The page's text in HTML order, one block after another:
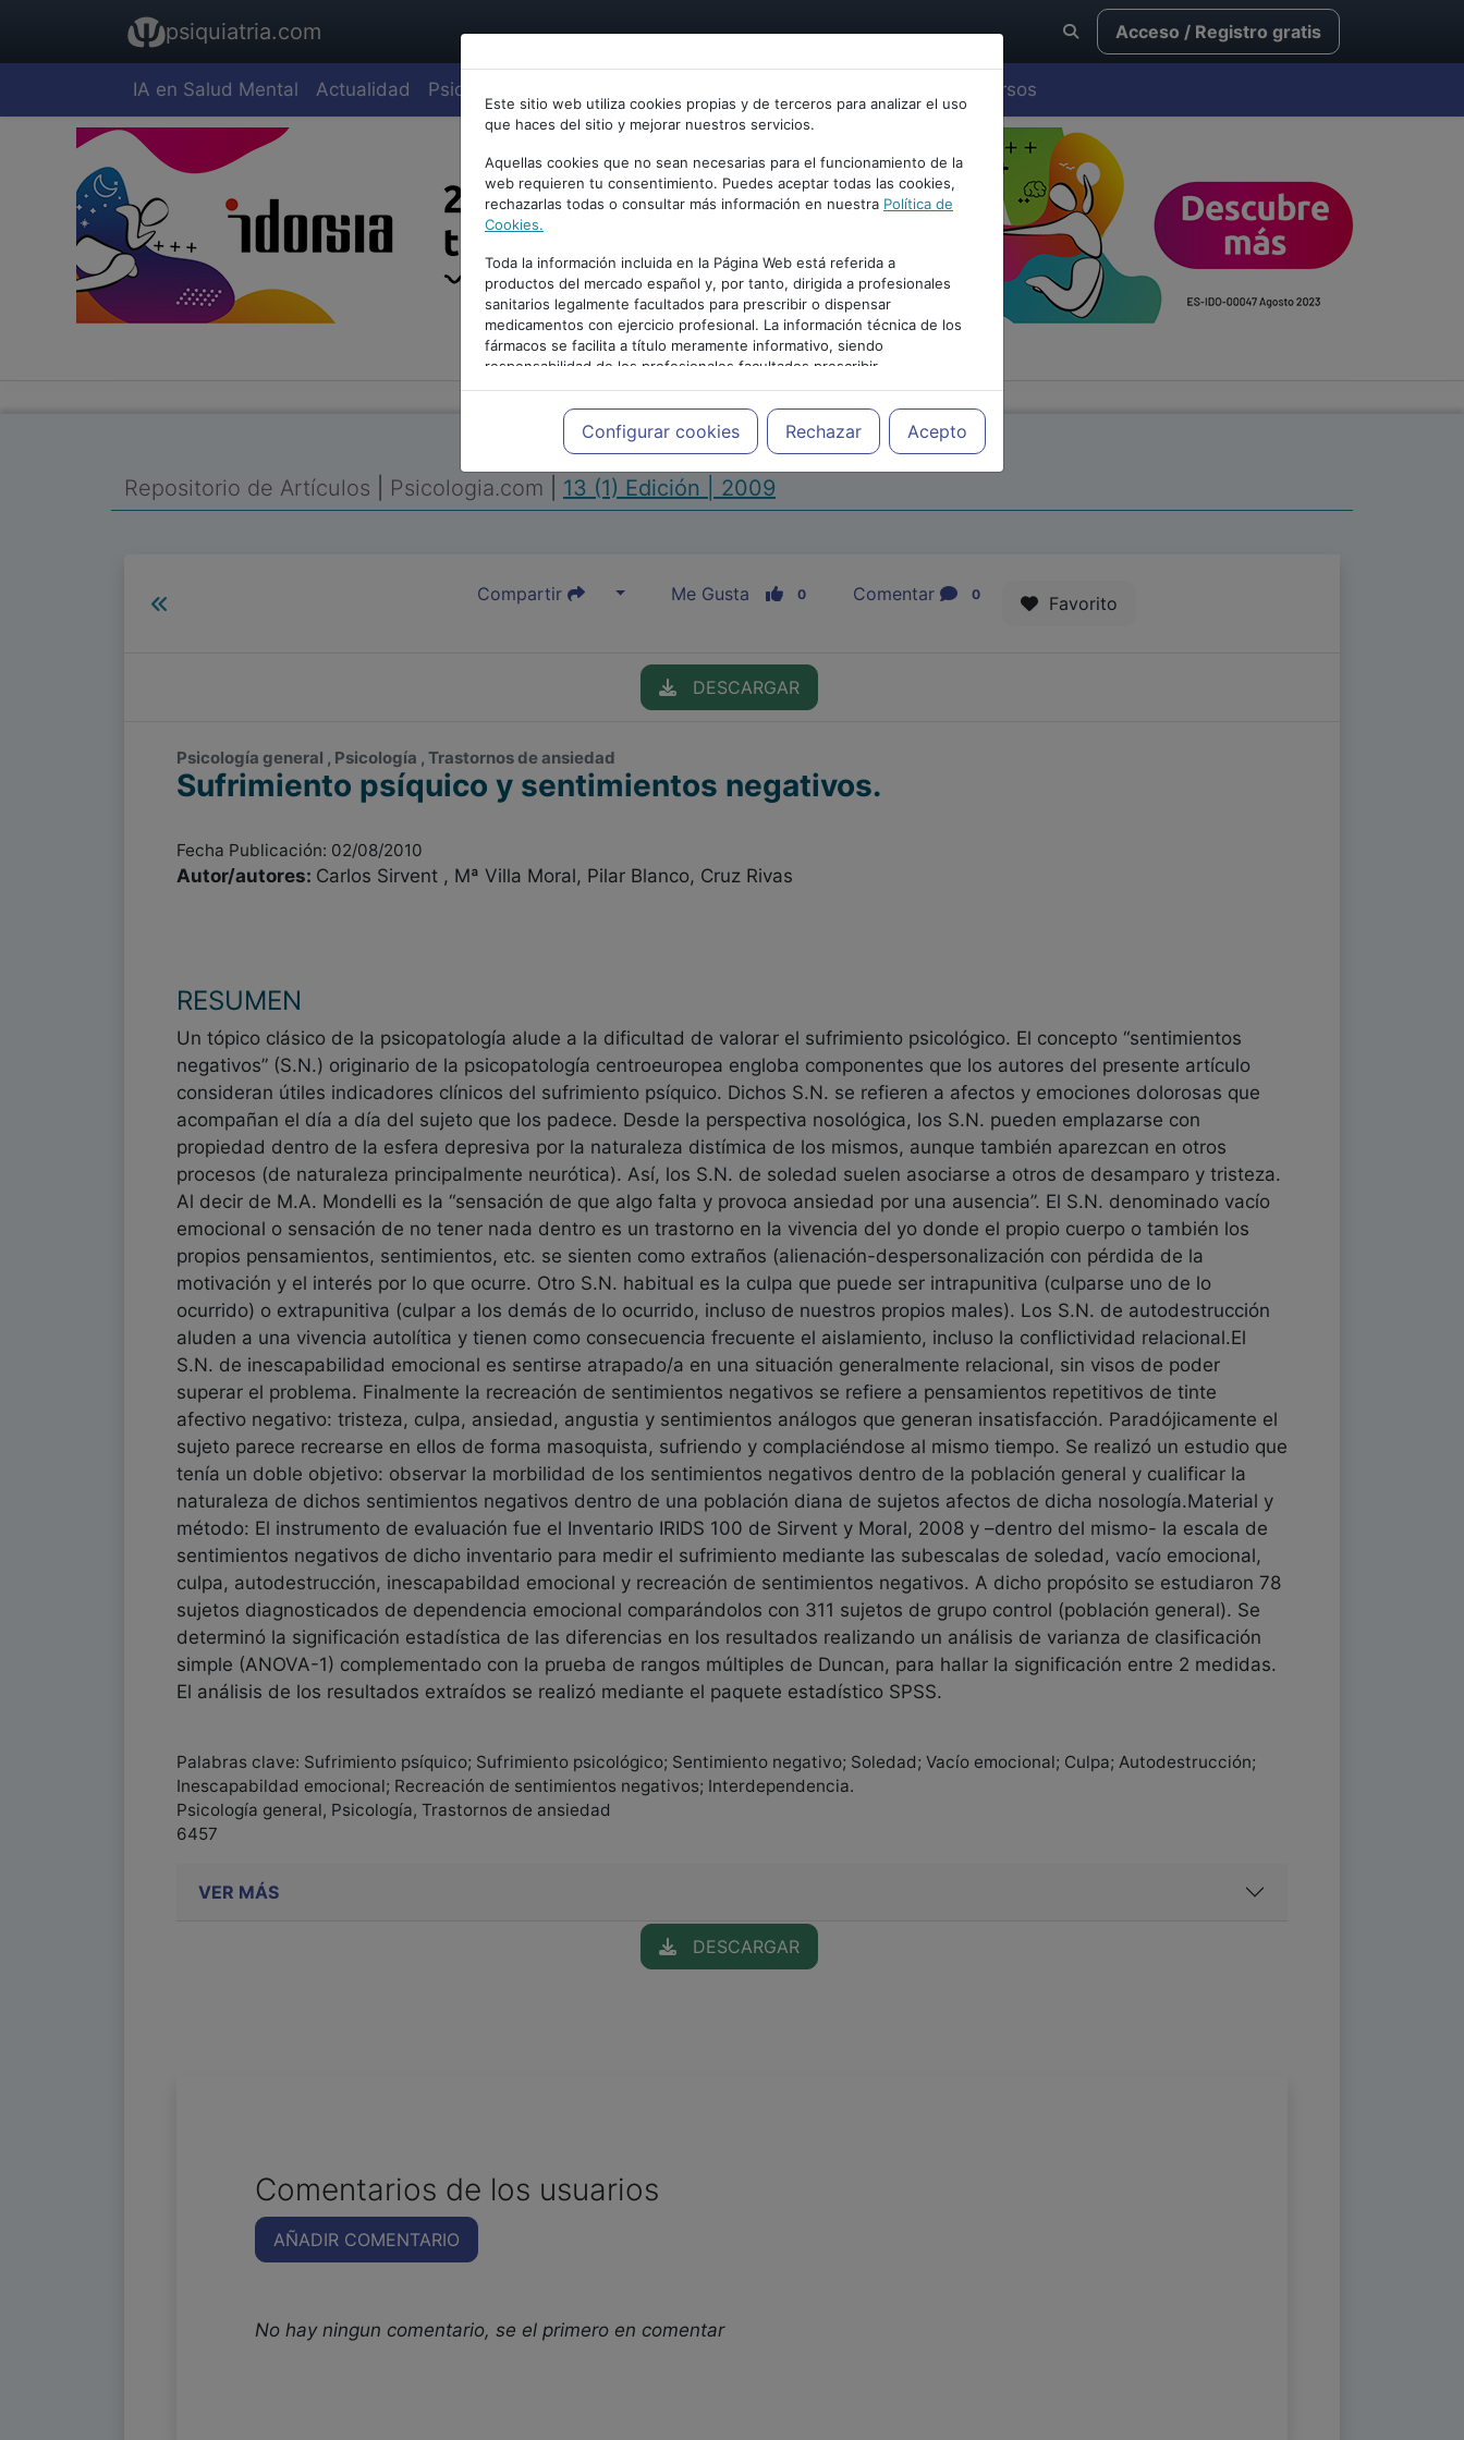
psiquiatria.com Acceso / Registro gratis
IA en Salud Mental Actualidad Psiquiatría Cursos
Este sitio web utiliza cookies propias y de terceros para analizar el uso
que haces del sitio y mejorar nuestros servicios.
Aquellas cookies que no sean necesarias para el funcionamiento de la
web requieren tu consentimiento. Puedes aceptar todas las cookies,
rechazarlas todas o consultar más información en nuestra Política de
Cookies.
Toda la información incluida en la Página Web está referida a
productos del mercado español y, por tanto, dirigida a profesionales
sanitarios legalmente facultados para prescribir o dispensar
medicamentos con ejercicio profesional. La información técnica de los
fármacos se facilita a título meramente informativo, siendo
responsabilidad de los profesionales facultados prescribir
medicamentos y decidir, en cada caso concreto, el tratamiento más
adecuado a las necesidades del paciente.
Configurar cookies Rechazar Acepto
PUBLICIDAD
Repositorio de Artículos Psicologia.com 13 (1) Edición | 2009
Compartir Me Gusta 0 Comentar 0 Favorito
DESCARGAR
Psicología general , Psicología , Trastornos de ansiedad
Sufrimiento psíquico y sentimientos negativos.
Fecha Publicación: 02/08/2010
Autor/autores: Carlos Sirvent , Mª Villa Moral, Pilar Blanco, Cruz Rivas
RESUMEN
Un tópico clásico de la psicopatología alude a la dificultad de valorar el sufrimiento psicológico. El concepto “sentimientos
negativos” (S.N.) originario de la psicopatología centroeuropea engloba componentes que los autores del presente artículo
consideran útiles indicadores clínicos del sufrimiento psíquico. Dichos S.N. se refieren a afectos y emociones dolorosas que
acompañan el día a día del sujeto que los padece. Desde la perspectiva nosológica, los S.N. pueden emplazarse con
propiedad dentro de la esfera depresiva por la naturaleza distímica de los mismos, aunque también aparezcan en otros
procesos (de naturaleza principalmente neurótica). Así, los S.N. de soledad suelen asociarse a otros de desamparo y tristeza.
Al decir de M.A. Mondelli es la “sensación de que algo falta y provoca ansiedad por una ausencia”. El S.N. denominado vacío
emocional o sensación de no tener nada dentro es un trastorno en la vivencia del yo donde el propio cuerpo o también los
propios pensamientos, sentimientos, etc. se sienten como extraños (alienación-despersonalización con pérdida de la
motivación y el interés por lo que ocurre. Otro S.N. habitual es la culpa que puede ser intrapunitiva (culparse uno de lo
ocurrido) o extrapunitiva (culpar a los demás de lo ocurrido, incluso de nuestros propios males). Los S.N. de autodestrucción
aluden a una vivencia autolítica y tienen como consecuencia frecuente el aislamiento, incluso la conflictividad relacional.El
S.N. de inescapabilidad emocional es sentirse atrapado/a en una situación generalmente relacional, sin visos de poder
superar el problema. Finalmente la recreación de sentimientos negativos se refiere a pensamientos repetitivos de tinte
afectivo negativo: tristeza, culpa, ansiedad, angustia y sentimientos análogos que generan insatisfacción. Paradójicamente el
sujeto parece recrearse en ellos de forma masoquista, sufriendo y complaciéndose al mismo tiempo. Se realizó un estudio que
tenía un doble objetivo: observar la morbilidad de los sentimientos negativos dentro de la población general y cualificar la
naturaleza de dichos sentimientos negativos dentro de una población diana de sujetos afectos de dicha nosología.Material y
método: El instrumento de evaluación fue el Inventario IRIDS 100 de Sirvent y Moral, 2008 y –dentro del mismo- la escala de
sentimientos negativos de dicho inventario para medir el sufrimiento mediante las subescalas de soledad, vacío emocional,
culpa, autodestrucción, inescapabildad emocional y recreación de sentimientos negativos. A dicho propósito se estudiaron 78
sujetos diagnosticados de dependencia emocional comparándolos con 311 sujetos de grupo control (población general). Se
determinó la significación estadística de las diferencias en los resultados realizando un análisis de varianza de clasificación
simple (ANOVA-1) complementado con la prueba de rangos múltiples de Duncan, para hallar la significación entre 2 medidas.
El análisis de los resultados extraídos se realizó mediante el paquete estadístico SPSS.
Palabras clave: Sufrimiento psíquico; Sufrimiento psicológico; Sentimiento negativo; Soledad; Vacío emocional; Culpa; Autodestrucción;
Inescapabildad emocional; Recreación de sentimientos negativos; Interdependencia.
Psicología general, Psicología, Trastornos de ansiedad
6457
VER MÁS
DESCARGAR
Comentarios de los usuarios
AÑADIR COMENTARIO
No hay ningun comentario, se el primero en comentar